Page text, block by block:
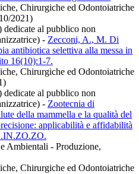
Chirurgiche ed Odontoiatriche
2021)
dedicate al pubblico non
- Zecconi, A., M. Di
antibiotica selettiva alla messa in
16(10):1-7.
Chirurgiche ed Odontoiatriche
dedicate al pubblico non
- Zootecnia di
della mammella e la qualità del
applicabilità e affidabilità
Ambientali - Produzione,
Chirurgiche ed Odontoiatriche